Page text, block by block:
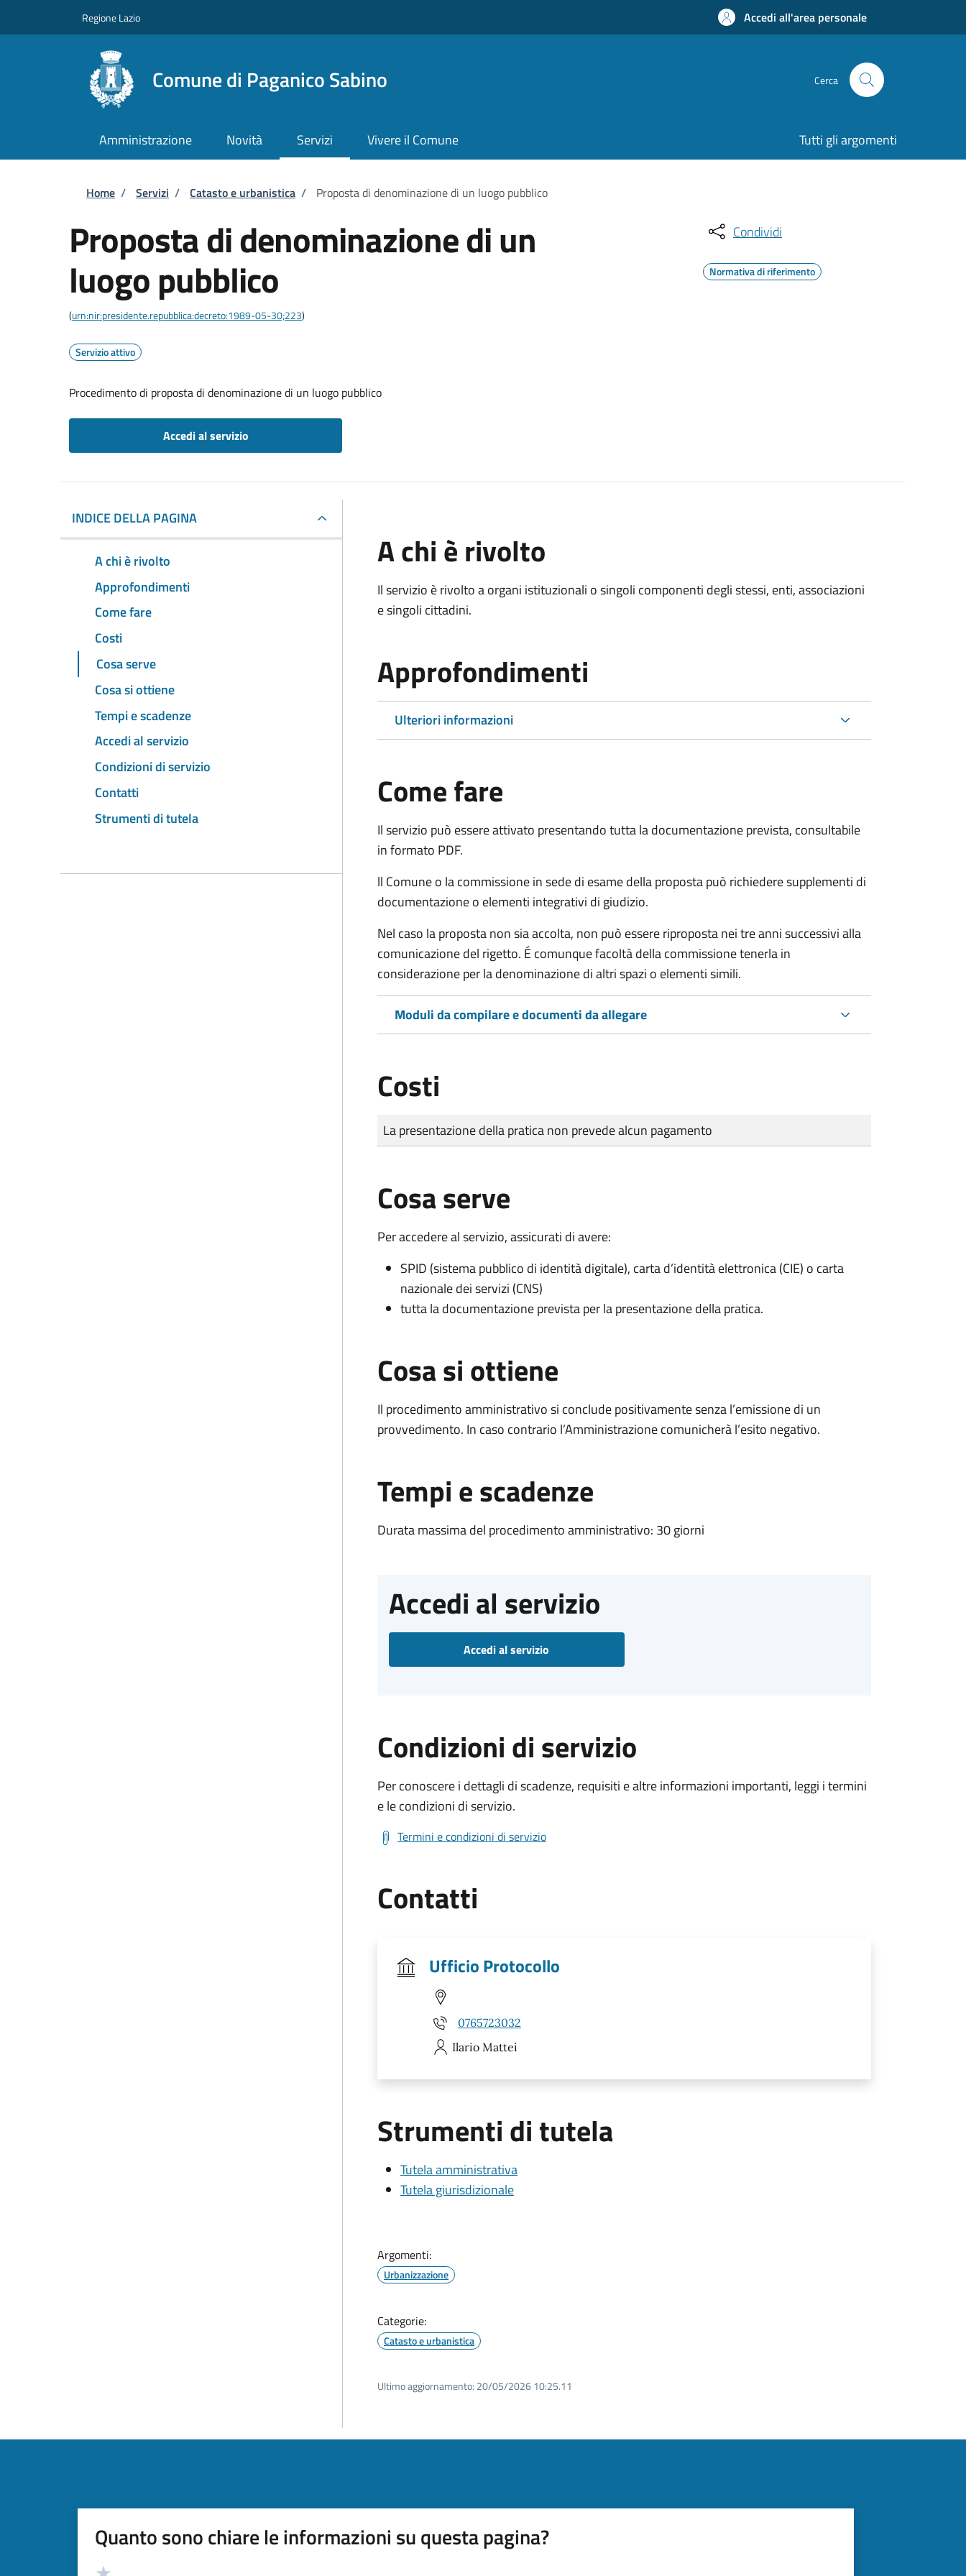
Regione Lazio Accedi all'area personale
Comune di Paganico Sabino Cerca
Amministrazione Novità Servizi Vivere il Comune Tutti gli argomenti
Briciole di pane
Home / Servizi / Catasto e urbanistica / Proposta di denominazione di un luogo pubblico
Proposta di denominazione di un
luogo pubblico
(urn:nir:presidente.repubblica:decreto:1989-05-30;223)
Servizio attivo
Procedimento di proposta di denominazione di un luogo pubblico
Accedi al servizio
Condividi
Normativa di riferimento
INDICE DELLA PAGINA
A chi è rivolto
Approfondimenti
Come fare
Costi
Cosa serve
Cosa si ottiene
Tempi e scadenze
Accedi al servizio
Condizioni di servizio
Contatti
Strumenti di tutela
A chi è rivolto
Il servizio è rivolto a organi istituzionali o singoli componenti degli stessi, enti, associazioni
e singoli cittadini.
Approfondimenti
Ulteriori informazioni
Come fare
Il servizio può essere attivato presentando tutta la documentazione prevista, consultabile
in formato PDF.
ll Comune o la commissione in sede di esame della proposta può richiedere supplementi di
documentazione o elementi integrativi di giudizio.
Nel caso la proposta non sia accolta, non può essere riproposta nei tre anni successivi alla
comunicazione del rigetto. É comunque facoltà della commissione tenerla in
considerazione per la denominazione di altri spazi o elementi simili.
Moduli da compilare e documenti da allegare
Costi
Tipo di pagamento
Importo
La presentazione della pratica non prevede alcun pagamento
Cosa serve
Per accedere al servizio, assicurati di avere:
SPID (sistema pubblico di identità digitale), carta d’identità elettronica (CIE) o carta
nazionale dei servizi (CNS)
tutta la documentazione prevista per la presentazione della pratica.
Cosa si ottiene
Il procedimento amministrativo si conclude positivamente senza l’emissione di un
provvedimento. In caso contrario l’Amministrazione comunicherà l’esito negativo.
Tempi e scadenze
Durata massima del procedimento amministrativo: 30 giorni
Accedi al servizio
Accedi al servizio
Condizioni di servizio
Per conoscere i dettagli di scadenze, requisiti e altre informazioni importanti, leggi i termini
e le condizioni di servizio.
Termini e condizioni di servizio
Contatti
Ufficio Protocollo
0765723032
Ilario Mattei
Strumenti di tutela
Tutela amministrativa
Tutela giurisdizionale
Argomenti:
Urbanizzazione
Categorie:
Catasto e urbanistica
Ultimo aggiornamento: 20/05/2026 10:25.11
Quanto sono chiare le informazioni su questa pagina?
Valutazione